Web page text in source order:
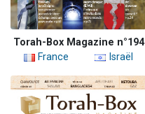
Torah-Box Magazine n°194
France
Israël